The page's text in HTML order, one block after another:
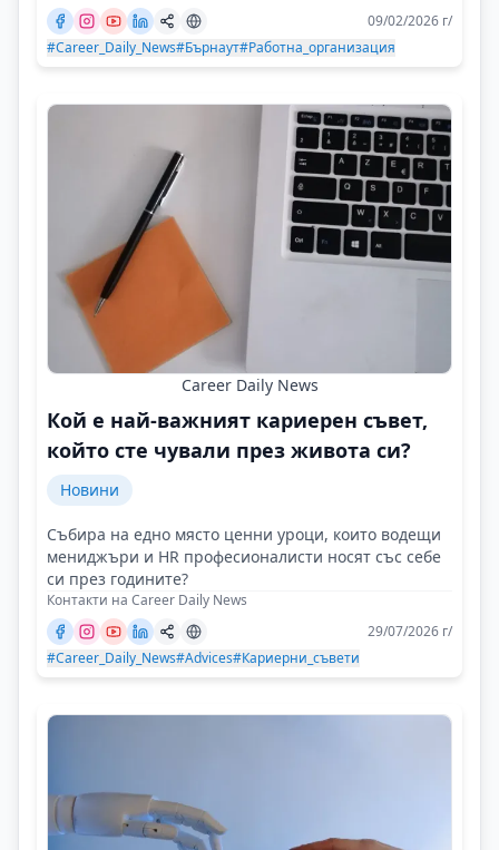
09/02/2026 г/
#Career_Daily_News#Бърнаут#Работна_организация
Career Daily News
Кой е най-важният кариерен съвет,
който сте чували през живота си?
Новини
Събира на едно място ценни уроци, които водещи
мениджъри и HR професионалисти носят със себе
си през годините?
Контакти на Career Daily News
29/07/2026 г/
#Career_Daily_News#Advices#Кариерни_съвети